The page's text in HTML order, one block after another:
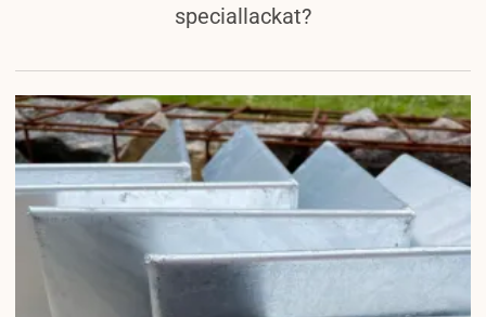
speciallackat?